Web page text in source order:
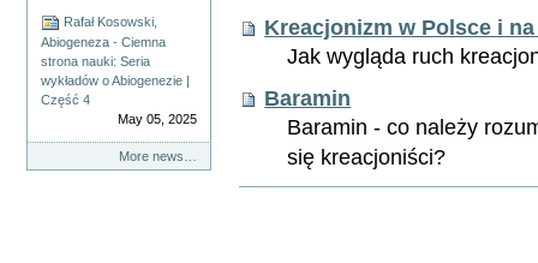
Rafał Kosowski,
Abiogeneza - Ciemna
strona nauki: Seria
wykładów o Abiogenezie |
Część 4
May 05, 2025
More news…
Kreacjonizm w Polsce i
Jak wygląda ruch
Baramin
Baramin - co należy
się kreacjoniści?